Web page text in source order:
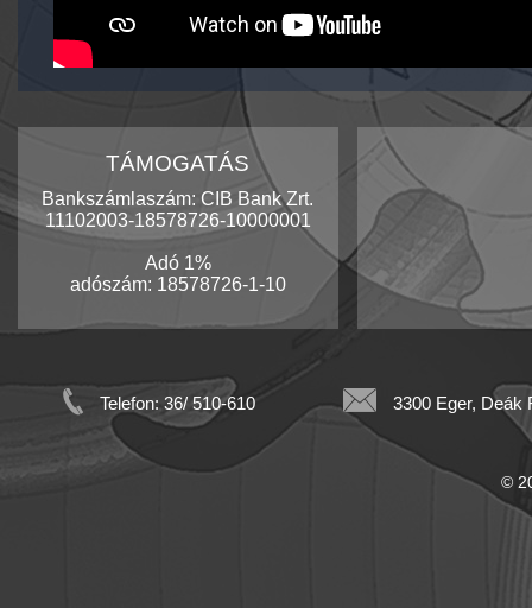
TÁMOGATÁS
Bankszámlaszám: CIB Bank Zrt.
11102003-18578726-10000001
Adó 1%
adószám: 18578726-1-10
Telefon: 36/ 510-610 3300 Eger, Deák
©